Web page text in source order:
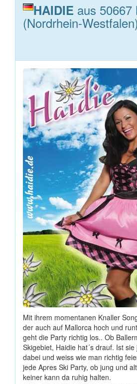
HAIDIE aus 50667
(Nordrhein-Westfalen)
Mit ihrem momentanen Knaller
der auch auf Mallorca hoch und
geht die Party richtig los.. Ob
Skigebiet, Haidie hat´s drauf. Ist
dabei und weiss wie man richtig
jede Apres Ski Party, ob jung und
keiner kann da ruhig halten.